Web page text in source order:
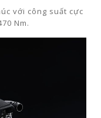
với công suất cực
Nm.​